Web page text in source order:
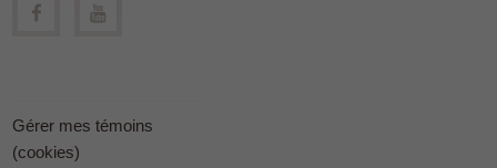
Gérer mes témoins
(cookies)